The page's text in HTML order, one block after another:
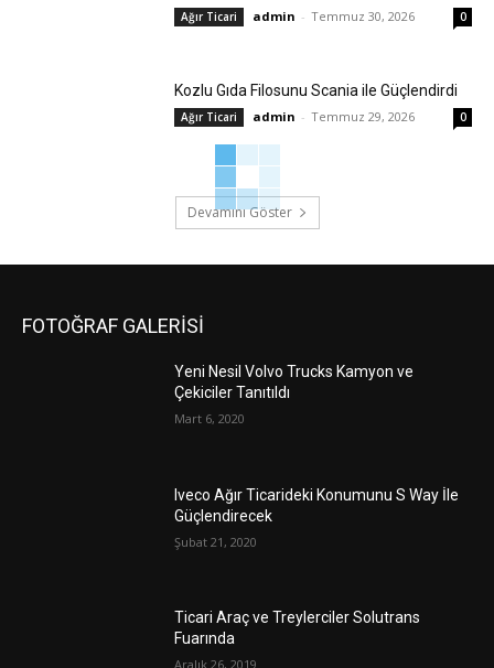
Ağır Ticari admin - Temmuz 30, 2026 0
Kozlu Gıda Filosunu Scania ile Güçlendirdi
Ağır Ticari admin - Temmuz 29, 2026 0
Devamını Göster
FOTOĞRAF GALERİSİ
Yeni Nesil Volvo Trucks Kamyon ve
Çekiciler Tanıtıldı
Mart 6, 2020
Iveco Ağır Ticarideki Konumunu S Way İle
Güçlendirecek
Şubat 21, 2020
Ticari Araç ve Treylerciler Solutrans
Fuarında
Aralık 26, 2019